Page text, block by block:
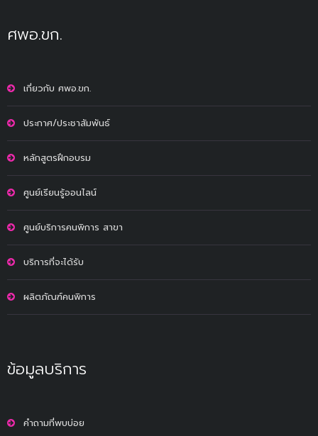
ศพอ.ขก.
เกี่ยวกับ ศพอ.ขก.
ประกาศ/ประชาสัมพันธ์
หลักสูตรฝึกอบรม
ศูนย์เรียนรู้ออนไลน์
ศูนย์บริการคนพิการ สาขา
บริการที่จะได้รับ
ผลิตภัณฑ์คนพิการ
ข้อมูลบริการ
คำถามที่พบบ่อย